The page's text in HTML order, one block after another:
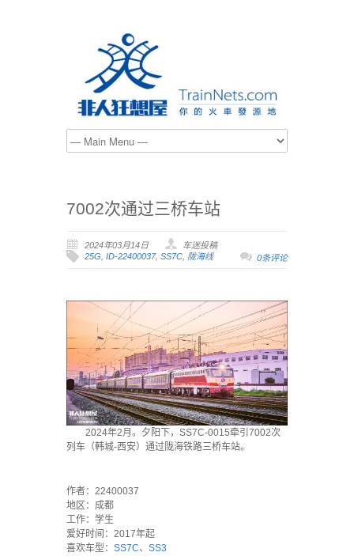
7002次通过三桥车站
2024年03月14日
车迷投稿
25G, ID-22400037, SS7C, 陇海线 0条评论
2024年2月。夕阳下，SS7C-0015牵引7002次
列车（韩城-西安）通过陇海铁路三桥车站。
作者：22400037
地区：成都
工作：学生
爱好时间：2017年起
喜欢车型： SS7C、 SS3